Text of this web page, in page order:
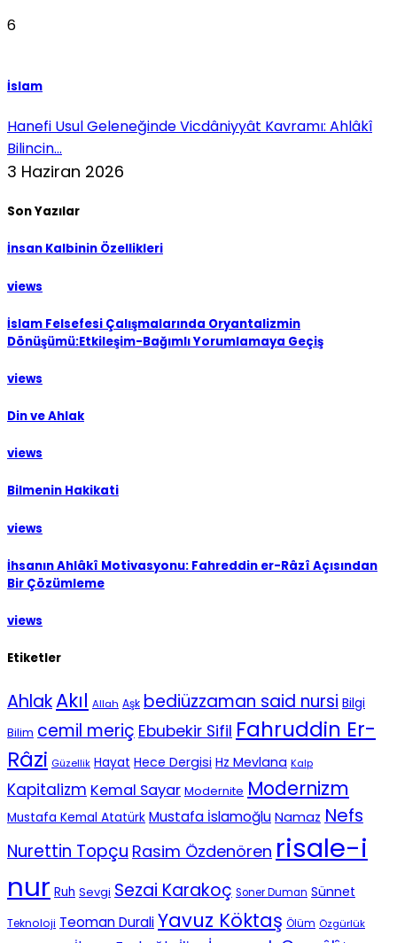
6
İslam
Hanefi Usul Geleneğinde Vicdâniyyât Kavramı: Ahlâkî
Bilincin...
3 Haziran 2026
Son Yazılar
İnsan Kalbinin Özellikleri
views
İslam Felsefesi Çalışmalarında Oryantalizmin
Dönüşümü:Etkileşim-Bağımlı Yorumlamaya Geçiş
views
Din ve Ahlak
views
Bilmenin Hakikati
views
İhsanın Ahlâkî Motivasyonu: Fahreddin er-Râzî Açısından
Bir Çözümleme
views
Etiketler
AhlakAkıl Allah Aşk bediüzzaman said nursi Bilgi
Bilim cemil meriç Ebubekir Sifil Fahruddin Er-
Râzi Güzellik Hayat Hece Dergisi Hz Mevlana Kalp
Kapitalizm Kemal Sayar Modernite Modernizm
Mustafa Kemal Atatürk Mustafa İslamoğlu Namaz Nefs
Nurettin Topçu Rasim Özdenören risale-i
nur Ruh Sevgi Sezai Karakoç Soner Duman Sünnet
Teknoloji Teoman DuraliYavuz Köktaş Ölüm Özgürlük